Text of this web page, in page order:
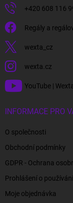
+420 608 116
Regály a
wexta_cz
wexta.cz
YouTube |
INFORMACE PRO
O společnosti
Obchodní podmínky
GDPR - Ochrana
Prohlášení o
Moje objednávka